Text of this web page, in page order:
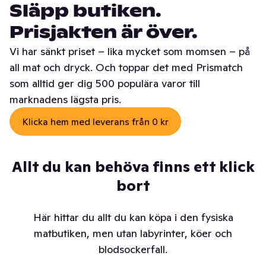
Släpp butiken.
Prisjakten är över.
Vi har sänkt priset – lika mycket som momsen – på
all mat och dryck. Och toppar det med Prismatch
som alltid ger dig 500 populära varor till
marknadens lägsta pris.
Klicka hem med leverans från 0 kr
Allt du kan behöva finns ett klick
bort
Här hittar du allt du kan köpa i den fysiska
matbutiken, men utan labyrinter, köer och
blodsockerfall.